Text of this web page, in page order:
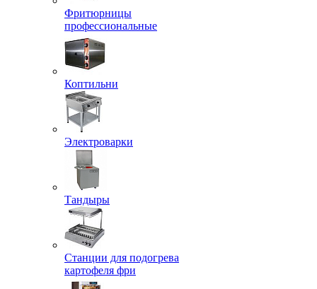
Фритюрницы
профессиональные
Коптильни
Электроварки
Тандыры
Станции для подогрева
картофеля фри